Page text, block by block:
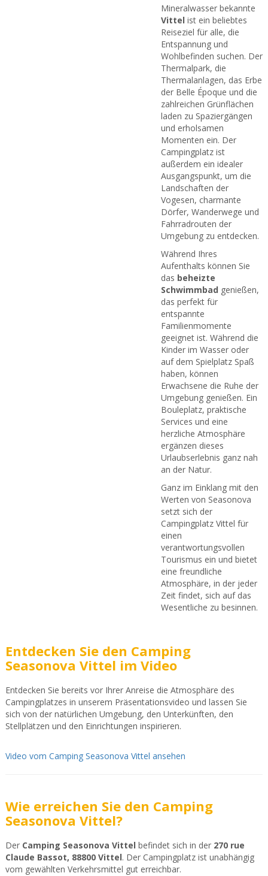
Mineralwasser bekannte
Vittel ist ein beliebtes
Reiseziel für alle, die
Entspannung und
Wohlbefinden suchen. Der
Thermalpark, die
Thermalanlagen, das Erbe
der Belle Époque und die
zahlreichen Grünflächen
laden zu Spaziergängen
und erholsamen
Momenten ein. Der
Campingplatz ist
außerdem ein idealer
Ausgangspunkt, um die
Landschaften der
Vogesen, charmante
Dörfer, Wanderwege und
Fahrradrouten der
Umgebung zu entdecken.
Während Ihres
Aufenthalts können Sie
das beheizte
Schwimmbad genießen,
das perfekt für
entspannte
Familienmomente
geeignet ist. Während die
Kinder im Wasser oder
auf dem Spielplatz Spaß
haben, können
Erwachsene die Ruhe der
Umgebung genießen. Ein
Bouleplatz, praktische
Services und eine
herzliche Atmosphäre
ergänzen dieses
Urlaubserlebnis ganz nah
an der Natur.
Ganz im Einklang mit den
Werten von Seasonova
setzt sich der
Campingplatz Vittel für
einen
verantwortungsvollen
Tourismus ein und bietet
eine freundliche
Atmosphäre, in der jeder
Zeit findet, sich auf das
Wesentliche zu besinnen.
Entdecken Sie den Camping
Seasonova Vittel im Video
Entdecken Sie bereits vor Ihrer Anreise die Atmosphäre des
Campingplatzes in unserem Präsentationsvideo und lassen Sie
sich von der natürlichen Umgebung, den Unterkünften, den
Stellplätzen und den Einrichtungen inspirieren.
Video vom Camping Seasonova Vittel ansehen
Wie erreichen Sie den Camping
Seasonova Vittel?
Der Camping Seasonova Vittel befindet sich in der 270 rue
Claude Bassot, 88800 Vittel. Der Campingplatz ist unabhängig
vom gewählten Verkehrsmittel gut erreichbar.